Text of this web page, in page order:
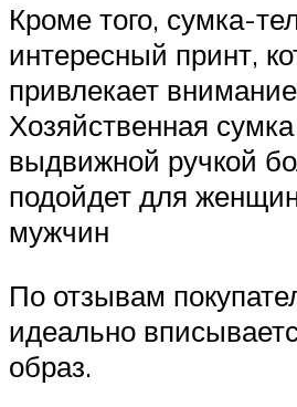
Кроме того, сумка-
интересный принт,
привлекает
Хозяйственная
выдвижной ручкой
подойдет для
мужчин
По отзывам
идеально
образ.